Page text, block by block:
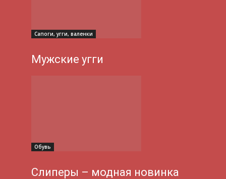
Сапоги, угги, валенки
Мужские угги
Обувь
Слиперы – модная новинка